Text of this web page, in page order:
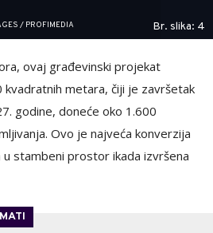
/ PROFIMEDIA Br. slika: 4
ovaj građevinski projekat
metara, čiji je završetak
godine, doneće oko 1.600
Ovo je najveća konverzija
stambeni prostor ikada izvršena